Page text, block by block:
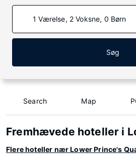
1 Værelse, 2 Voksne, 0 Børn
Søg
Search Map
Fremhævede hoteller i
Flere hoteller nær Lower Prince's